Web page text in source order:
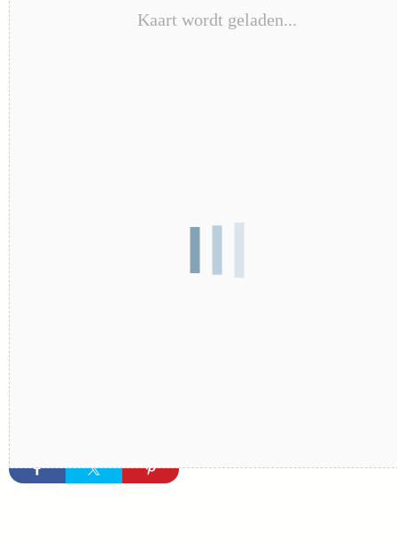
Kaart wordt geladen...